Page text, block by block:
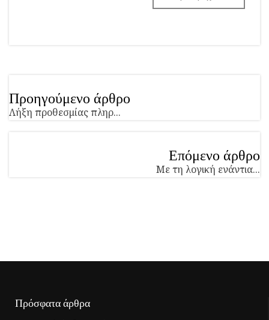
Προηγούμενο άρθρο
Λήξη προθεσμίας πληρ...
Επόμενο άρθρο
Με τη λογική ενάντια...
Πρόσφατα άρθρα